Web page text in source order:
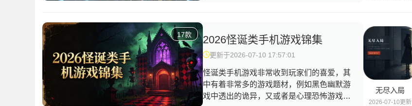
随机奇遇事件，游戏画风治愈且精致，还有
17款 2026怪诞类手机游戏锦集
更新于2026-07-10 17:57:01
怪诞类手机游戏非常收到玩家们的喜爱，其
中有着非常多的游戏题材，例如黑色幽默游
戏中透出的诡异，又或者是心理恐怖游戏的
无尽入局
2026-07-10更新